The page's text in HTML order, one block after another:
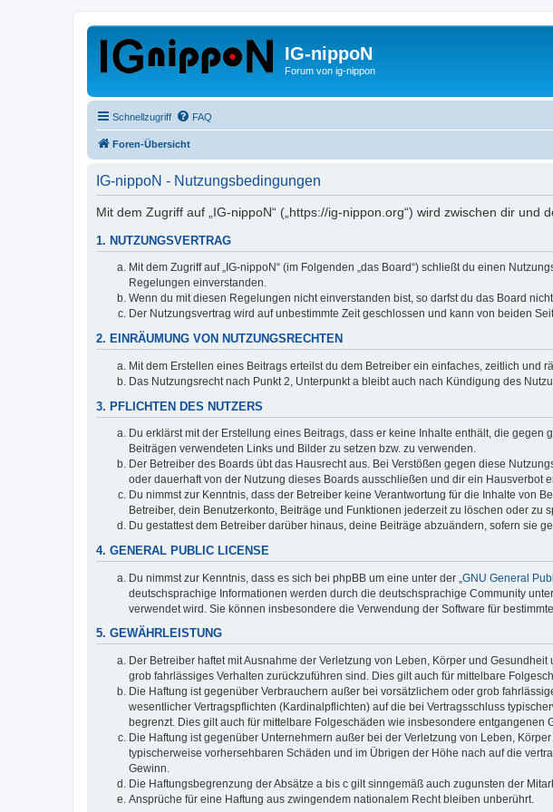
IG-nippoN
Forum von ig-nippon
Schnellzugriff FAQ
Foren-Übersicht
IG-nippoN - Nutzungsbedingungen
Mit dem Zugriff auf „IG-nippoN“ („https://ig-nippon.org“) wird zwischen dir
1. NUTZUNGSVERTRAG
Mit dem Zugriff auf „IG-nippoN“ (im Folgenden „das Board“) schließt du einen
Regelungen einverstanden.
Wenn du mit diesen Regelungen nicht einverstanden bist, so darfst du das Board
Der Nutzungsvertrag wird auf unbestimmte Zeit geschlossen und kann von beiden
2. EINRÄUMUNG VON NUTZUNGSRECHTEN
Mit dem Erstellen eines Beitrags erteilst du dem Betreiber ein einfaches, zeitlich
Das Nutzungsrecht nach Punkt 2, Unterpunkt a bleibt auch nach Kündigung des
3. PFLICHTEN DES NUTZERS
Du erklärst mit der Erstellung eines Beitrags, dass er keine Inhalte enthält, die
Beiträgen verwendeten Links und Bilder zu setzen bzw. zu verwenden.
Der Betreiber des Boards übt das Hausrecht aus. Bei Verstößen gegen diese
oder dauerhaft von der Nutzung dieses Boards ausschließen und dir ein Hausverbot
Du nimmst zur Kenntnis, dass der Betreiber keine Verantwortung für die Inhalte von
Betreiber, dein Benutzerkonto, Beiträge und Funktionen jederzeit zu löschen oder zu
Du gestattest dem Betreiber darüber hinaus, deine Beiträge abzuändern, sofern sie
4. GENERAL PUBLIC LICENSE
Du nimmst zur Kenntnis, dass es sich bei phpBB um eine unter der „ GNU General
deutschsprachige Informationen werden durch die deutschsprachige Community
verwendet wird. Sie können insbesondere die Verwendung der Software für
5. GEWÄHRLEISTUNG
Der Betreiber haftet mit Ausnahme der Verletzung von Leben, Körper und
grob fahrlässiges Verhalten zurückzuführen sind. Dies gilt auch für mittelbare
Die Haftung ist gegenüber Verbrauchern außer bei vorsätzlichem oder grob
wesentlicher Vertragspflichten (Kardinalpflichten) auf die bei Vertragsschluss
begrenzt. Dies gilt auch für mittelbare Folgeschäden wie insbesondere entgangenen
Die Haftung ist gegenüber Unternehmern außer bei der Verletzung von Leben,
typischerweise vorhersehbaren Schäden und im Übrigen der Höhe nach auf die
Gewinn.
Die Haftungsbegrenzung der Absätze a bis c gilt sinngemäß auch zugunsten der
Ansprüche für eine Haftung aus zwingendem nationalem Recht bleiben unberührt.